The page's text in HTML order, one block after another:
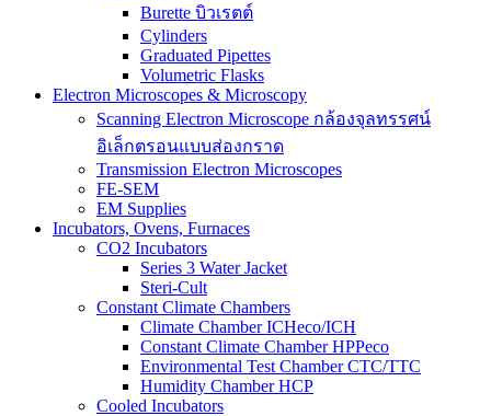
Burette บิวเรตต์
Cylinders
Graduated Pipettes
Volumetric Flasks
Electron Microscopes & Microscopy
Scanning Electron Microscope กล้องจุลทรรศน์
อิเล็กตรอนแบบส่องกราด
Transmission Electron Microscopes
FE-SEM
EM Supplies
Incubators, Ovens, Furnaces
CO2 Incubators
Series 3 Water Jacket
Steri-Cult
Constant Climate Chambers
Climate Chamber ICHeco/ICH
Constant Climate Chamber HPPeco
Environmental Test Chamber CTC/TTC
Humidity Chamber HCP
Cooled Incubators